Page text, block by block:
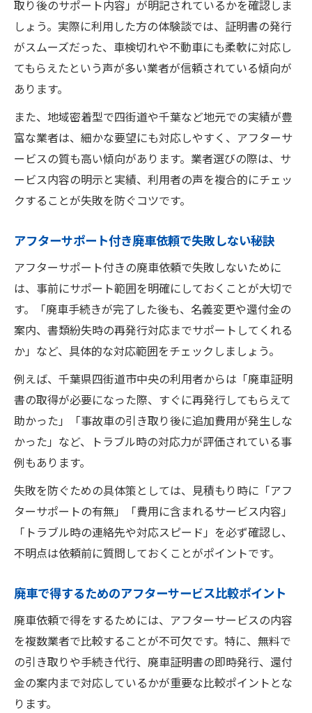
取り後のサポート内容」が明記されているかを確認しま
しょう。実際に利用した方の体験談では、証明書の発行
がスムーズだった、車検切れや不動車にも柔軟に対応し
てもらえたという声が多い業者が信頼されている傾向が
あります。
また、地域密着型で四街道や千葉など地元での実績が豊
富な業者は、細かな要望にも対応しやすく、アフターサ
ービスの質も高い傾向があります。業者選びの際は、サ
ービス内容の明示と実績、利用者の声を複合的にチェッ
クすることが失敗を防ぐコツです。
アフターサポート付き廃車依頼で失敗しない秘訣
アフターサポート付きの廃車依頼で失敗しないために
は、事前にサポート範囲を明確にしておくことが大切で
す。「廃車手続きが完了した後も、名義変更や還付金の
案内、書類紛失時の再発行対応までサポートしてくれる
か」など、具体的な対応範囲をチェックしましょう。
例えば、千葉県四街道市中央の利用者からは「廃車証明
書の取得が必要になった際、すぐに再発行してもらえて
助かった」「事故車の引き取り後に追加費用が発生しな
かった」など、トラブル時の対応力が評価されている事
例もあります。
失敗を防ぐための具体策としては、見積もり時に「アフ
ターサポートの有無」「費用に含まれるサービス内容」
「トラブル時の連絡先や対応スピード」を必ず確認し、
不明点は依頼前に質問しておくことがポイントです。
廃車で得するためのアフターサービス比較ポイント
廃車依頼で得をするためには、アフターサービスの内容
を複数業者で比較することが不可欠です。特に、無料で
の引き取りや手続き代行、廃車証明書の即時発行、還付
金の案内まで対応しているかが重要な比較ポイントとな
ります。